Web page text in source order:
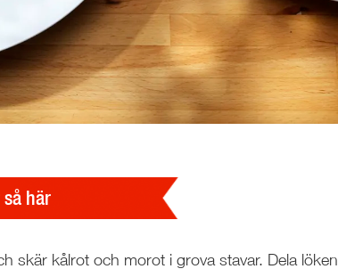
så här
skär kålrot och morot i grova stavar. Dela löken